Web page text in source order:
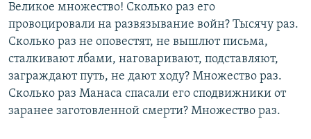
Великое множество! Сколько раз его
провоцировали на развязывание войн? Тысячу раз.
Сколько раз не оповестят, не вышлют письма,
сталкивают лбами, наговаривают, подставляют,
заграждают путь, не дают ходу? Множество раз.
Сколько раз Манаса спасали его сподвижники от
заранее заготовленной смерти? Множество раз.